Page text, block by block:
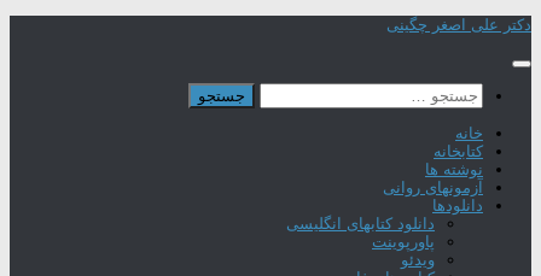
Skip
content
دکتر علی اصغر چگینی
جستجو
برای:
خانه
کتابخانه
نوشته ها
آزمونهای روانی
دانلودها
دانلود کتابهای انگلیسی
پاورپوینت
ویدئو